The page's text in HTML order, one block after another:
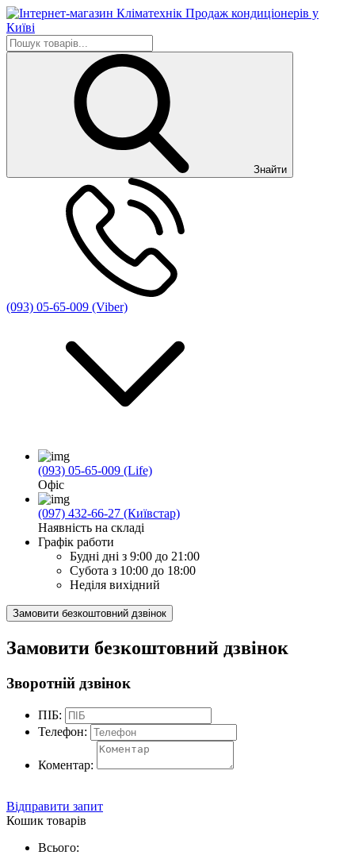
Знайти
(093) 05-65-009 (Viber)
(093) 05-65-009 (Life)
Офіс
(097) 432-66-27 (Київстар)
Наявність на складі
Графік работи
Будні дні з 9:00 до 21:00
Субота з 10:00 до 18:00
Неділя вихідний
Замовити безкоштовний дзвінок
Замовити безкоштовний дзвінок
Зворотній дзвінок
ПІБ:
Телефон:
Коментар:
Відправити запит
Кошик товарів
Всього: